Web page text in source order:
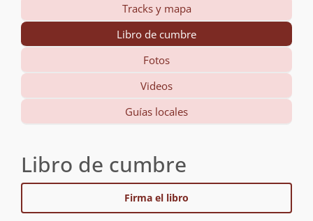
Tracks y mapa
Libro de cumbre
Fotos
Videos
Guías locales
Libro de cumbre
Firma el libro